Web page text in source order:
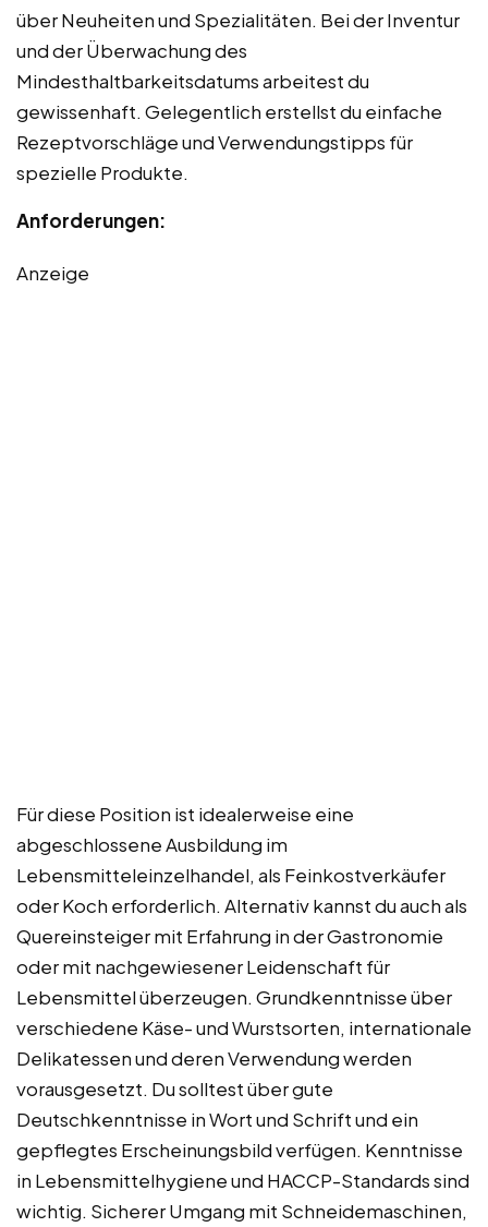
über Neuheiten und Spezialitäten. Bei der Inventur
und der Überwachung des
Mindesthaltbarkeitsdatums arbeitest du
gewissenhaft. Gelegentlich erstellst du einfache
Rezeptvorschläge und Verwendungstipps für
spezielle Produkte.
Anforderungen:
Anzeige
Für diese Position ist idealerweise eine
abgeschlossene Ausbildung im
Lebensmitteleinzelhandel, als Feinkostverkäufer
oder Koch erforderlich. Alternativ kannst du auch als
Quereinsteiger mit Erfahrung in der Gastronomie
oder mit nachgewiesener Leidenschaft für
Lebensmittel überzeugen. Grundkenntnisse über
verschiedene Käse- und Wurstsorten, internationale
Delikatessen und deren Verwendung werden
vorausgesetzt. Du solltest über gute
Deutschkenntnisse in Wort und Schrift und ein
gepflegtes Erscheinungsbild verfügen. Kenntnisse
in Lebensmittelhygiene und HACCP-Standards sind
wichtig. Sicherer Umgang mit Schneidemaschinen,